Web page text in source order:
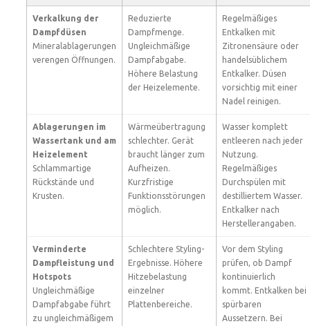
Verkalkung der
Dampfdüsen
Mineralablagerungen
verengen Öffnungen.
Reduzierte
Dampfmenge.
Ungleichmäßige
Dampfabgabe.
Höhere Belastung
der Heizelemente.
Regelmäßiges
Entkalken mit
Zitronensäure oder
handelsüblichem
Entkalker. Düsen
vorsichtig mit einer
Nadel reinigen.
Ablagerungen im
Wassertank und am
Heizelement
Schlammartige
Rückstände und
Krusten.
Wärmeübertragung
schlechter. Gerät
braucht länger zum
Aufheizen.
Kurzfristige
Funktionsstörungen
möglich.
Wasser komplett
entleeren nach jeder
Nutzung.
Regelmäßiges
Durchspülen mit
destilliertem Wasser.
Entkalker nach
Herstellerangaben.
Verminderte
Dampfleistung und
Hotspots
Ungleichmäßige
Dampfabgabe führt
zu ungleichmäßigem
Schlechtere Styling-
Ergebnisse. Höhere
Hitzebelastung
einzelner
Plattenbereiche.
Vor dem Styling
prüfen, ob Dampf
kontinuierlich
kommt. Entkalken bei
spürbaren
Aussetzern. Bei